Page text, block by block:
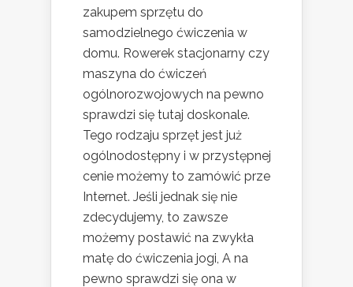
zakupem sprzętu do
samodzielnego ćwiczenia w
domu. Rowerek stacjonarny czy
maszyna do ćwiczeń
ogólnorozwojowych na pewno
sprawdzi się tutaj doskonale.
Tego rodzaju sprzęt jest już
ogólnodostępny i w przystępnej
cenie możemy to zamówić prze
Internet. Jeśli jednak się nie
zdecydujemy, to zawsze
możemy postawić na zwykła
matę do ćwiczenia jogi, A na
pewno sprawdzi się ona w